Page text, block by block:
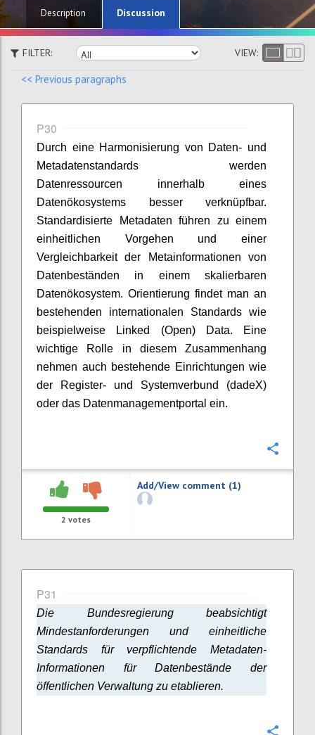
Description Discussion
FILTER: VIEW:
<< Previous paragraphs
P30
Durch eine Harmonisierung von Daten- und
Metadatenstandards werden
Datenressourcen innerhalb eines
Datenökosystems besser verknüpfbar.
Standardisierte Metadaten führen zu einem
einheitlichen Vorgehen und einer
Vergleichbarkeit der Metainformationen von
Datenbeständen in einem skalierbaren
Datenökosystem. Orientierung findet man an
bestehenden internationalen Standards wie
beispielweise
Linked (Open) Data. Eine
wichtige Rolle in diesem Zusammenhang
nehmen auch bestehende Einrichtungen wie
der Register- und Systemverbund (dadeX)
oder das Datenmanagementportal ein.
2 votes
Add/View comment (1)
P31
Die Bundesregierung beabsichtigt
Mindestanforderungen und einheitliche
Standards für verpflichtende Metadaten-
Informationen für Datenbestände der
öffentlichen Verwaltung zu etablieren.